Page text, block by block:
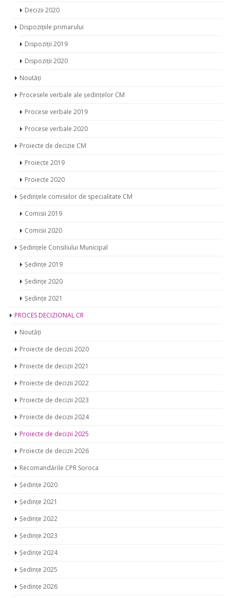
Decizii 2020
Dispozițiile primarului
Dispoziții 2019
Dispoziții 2020
Noutăți
Procesele verbale ale ședințelor CM
Procese verbale 2019
Procese verbale 2020
Proiecte de decizie CM
Proiecte 2019
Proiecte 2020
Ședințele comisiilor de specialitate CM
Comisii 2019
Comisii 2020
Ședințele Consiliului Municipal
Ședințe 2019
Ședințe 2020
Ședințe 2021
PROCES DECIZIONAL CR
Noutăți
Proiecte de decizii 2020
Proiecte de decizii 2021
Proiecte de decizii 2022
Proiecte de decizii 2023
Proiecte de decizii 2024
Proiecte de decizii 2025
Proiecte de decizii 2026
Recomandările CPR Soroca
Ședințe 2020
Ședințe 2021
Ședințe 2022
Ședințe 2023
Ședințe 2024
Ședințe 2025
Ședințe 2026